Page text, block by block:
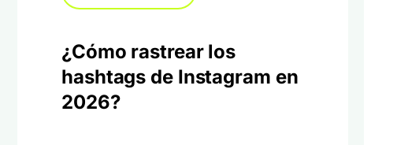
¿Cómo rastrear los
hashtags de Instagram en
2026?